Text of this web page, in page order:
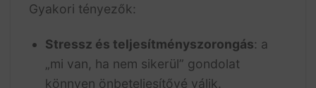
Gyakori tényezők:
Stressz és teljesítményszorongás: a
„mi van, ha nem sikerül” gondolat
könnyen önbeteljesítővé válik.